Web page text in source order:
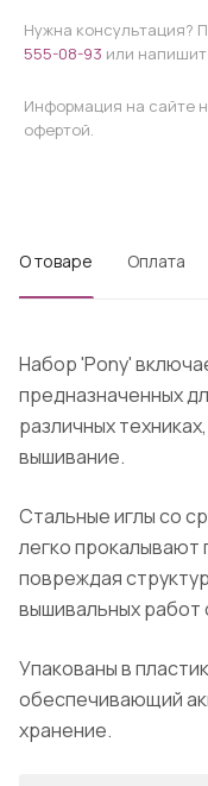
Нужна консультация?
555-08-93 или
Информация на сайте
офертой.
О товаре Оплата
Набор 'Pony'
предназначенных
различных
вышивание.
Стальные иглы со
легко прокалывают
повреждая
вышивальных работ
Упакованы в
обеспечивающий
хранение.